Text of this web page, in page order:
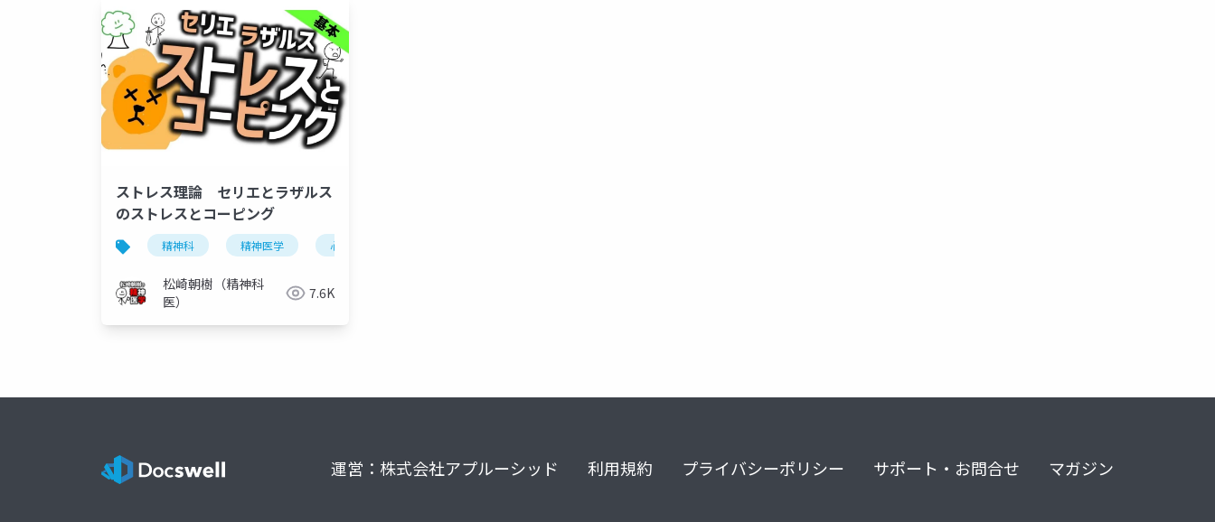
ストレス理論 セリエとラザルス
のストレスとコーピング
精神科 精神医学 心理学
松崎朝樹（精神科
医）
7.6K
運営：株式会社アプルーシッド 利用規約 プライバシーポリシー サポート・お問合せ マガジン